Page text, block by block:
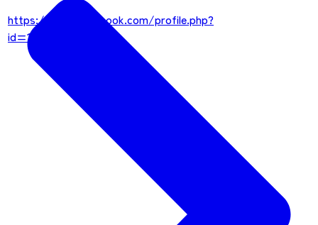
https://www.facebook.com/profile.php?
id=100057474698536